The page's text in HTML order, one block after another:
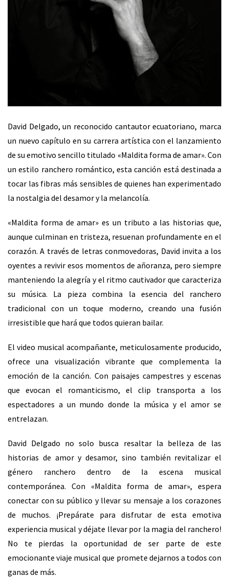
David Delgado, un reconocido cantautor ecuatoriano, marca
un nuevo capítulo en su carrera artística con el lanzamiento
de su emotivo sencillo titulado «Maldita forma de amar». Con
un estilo ranchero romántico, esta canción está destinada a
tocar las fibras más sensibles de quienes han experimentado
la nostalgia del desamor y la melancolía.
«Maldita forma de amar» es un tributo a las historias que,
aunque culminan en tristeza, resuenan profundamente en el
corazón. A través de letras conmovedoras, David invita a los
oyentes a revivir esos momentos de añoranza, pero siempre
manteniendo la alegría y el ritmo cautivador que caracteriza
su música. La pieza combina la esencia del ranchero
tradicional con un toque moderno, creando una fusión
irresistible que hará que todos quieran bailar.
El video musical acompañante, meticulosamente producido,
ofrece una visualización vibrante que complementa la
emoción de la canción. Con paisajes campestres y escenas
que evocan el romanticismo, el clip transporta a los
espectadores a un mundo donde la música y el amor se
entrelazan.
David Delgado no solo busca resaltar la belleza de las
historias de amor y desamor, sino también revitalizar el
género ranchero dentro de la escena musical
contemporánea. Con «Maldita forma de amar», espera
conectar con su público y llevar su mensaje a los corazones
de muchos. ¡Prepárate para disfrutar de esta emotiva
experiencia musical y déjate llevar por la magia del ranchero!
No te pierdas la oportunidad de ser parte de este
emocionante viaje musical que promete dejarnos a todos con
ganas de más.